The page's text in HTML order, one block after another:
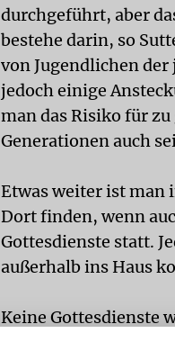
durchgeführt, aber
bestehe darin, so
von Jugendlichen
jedoch einige
man das Risiko für
Generationen auch
Etwas weiter ist man
Dort finden, wenn
Gottesdienste statt.
außerhalb ins Haus
Keine Gottesdienste